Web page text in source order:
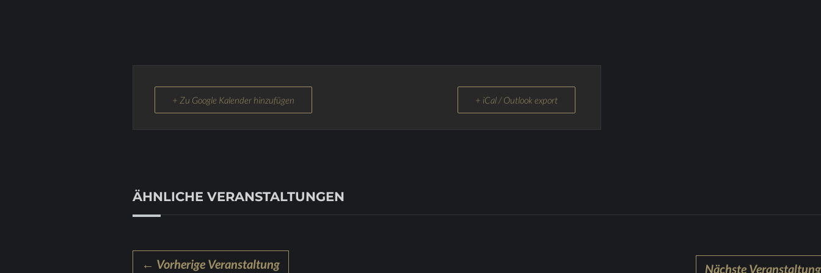
+ Zu Google Kalender hinzufügen + iCal / Outlook export
ÄHNLICHE VERANSTALTUNGEN
← Vorherige Veranstaltung Nächste